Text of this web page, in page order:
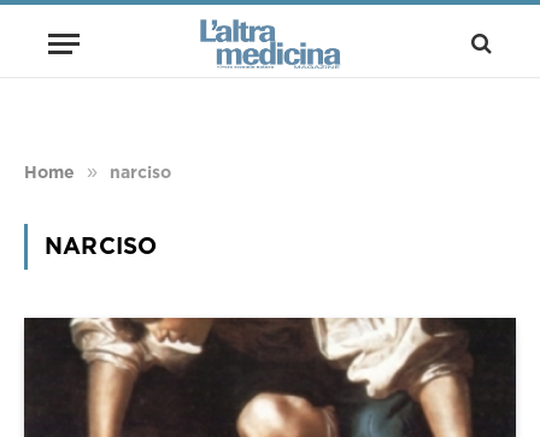
Home » narciso
NARCISO